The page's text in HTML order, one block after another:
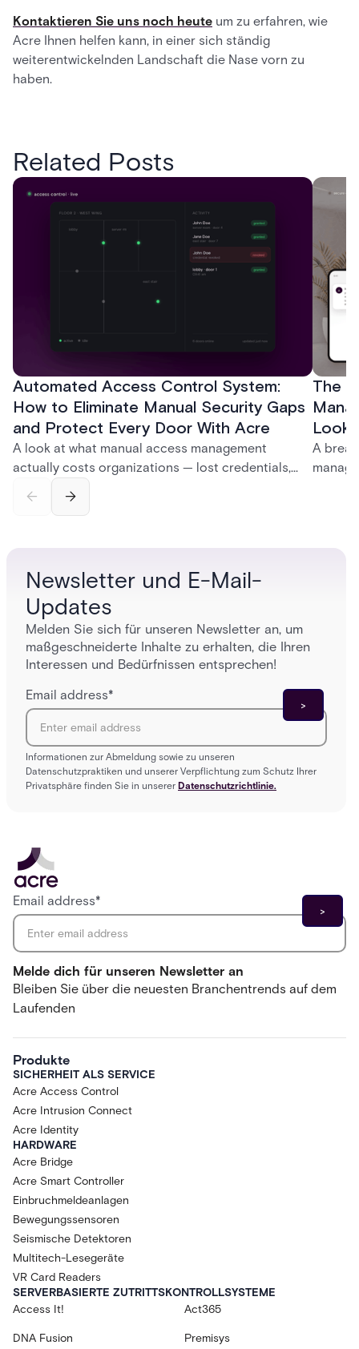
Kontaktieren Sie uns noch heute um zu erfahren, wie
Acre Ihnen helfen kann, in einer sich ständig
weiterentwickelnden Landschaft die Nase vorn zu
haben.
Related Posts
Automated Access Control System:
How to Eliminate Manual Security Gaps
and Protect Every Door With Acre
A look at what manual access management
actually costs organizations — lost credentials,
— and how Acre's automated access control
The
Look
A
Newsletter und E-Mail-
Updates
Melden Sie sich für unseren Newsletter an, um
maßgeschneiderte Inhalte zu erhalten, die Ihren
Interessen und Bedürfnissen entsprechen!
Email address*
Informationen zur Abmeldung sowie zu unseren
Datenschutzpraktiken und unserer Verpflichtung zum Schutz Ihrer
Privatsphäre finden Sie in unserer Datenschutzrichtlinie.
Melde dich für unseren Newsletter an
Bleiben Sie über die neuesten Branchentrends auf dem
Laufenden
Email address*
Produkte
SICHERHEIT ALS SERVICE
Acre Access Control
Acre Intrusion Connect
Acre Identity
HARDWARE
Acre Bridge
Acre Smart Controller
Einbruchmeldeanlagen
Bewegungssensoren
Seismische Detektoren
Multitech-Lesegeräte
VR Card Readers
SERVERBASIERTE ZUTRITTSKONTROLLSYSTEME
Access It!
Act365
DNA Fusion Premisys